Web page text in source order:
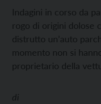
Indagini in corso da
rogo di origini dolose
distrutto un’auto
momento non si
proprietario della
di